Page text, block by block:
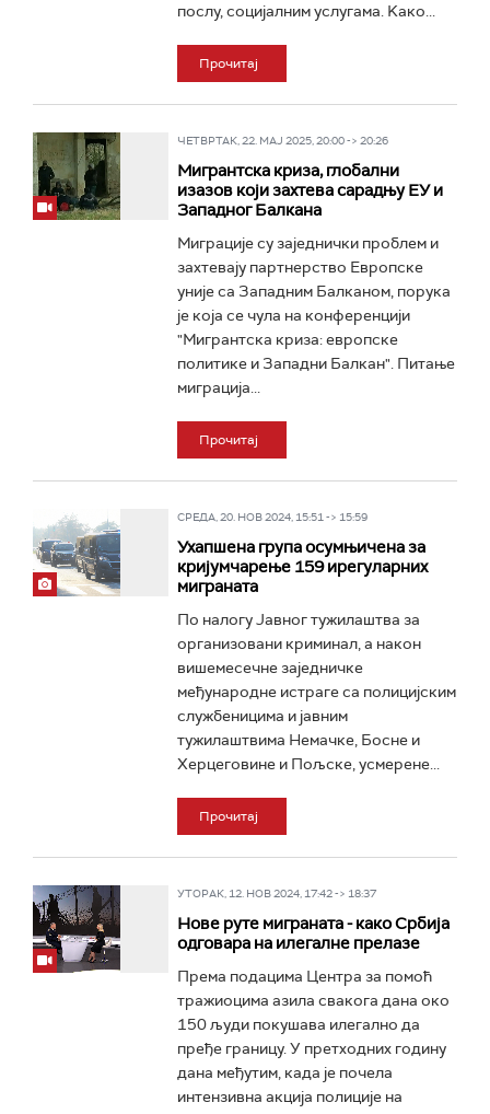
послу, социјалним услугама. Kако...
Прочитај
ЧЕТВРТАК, 22. МАЈ 2025, 20:00 -> 20:26
Мигрантска криза, глобални
изазов који захтева сарадњу ЕУ и
Западног Балкана
Миграције су заједнички проблем и
захтевају партнерство Европске
уније са Западним Балканом, порука
је која се чула на конференцији
"Мигрантска криза: европске
политике и Западни Балкан". Питање
миграција...
Прочитај
СРЕДА, 20. НОВ 2024, 15:51 -> 15:59
Ухапшена група осумњичена за
кријумчарење 159 ирегуларних
миграната
По налогу Јавног тужилаштва за
организовани криминал, а након
вишемесечне заједничке
међународне истраге са полицијским
службеницима и јавним
тужилаштвима Немачке, Босне и
Херцеговине и Пољске, усмерене...
Прочитај
УТОРАК, 12. НОВ 2024, 17:42 -> 18:37
Нове руте миграната - како Србија
одговара на илегалне прелазе
Према подацима Центра за помоћ
тражиоцима азила свакога дана око
150 људи покушава илегално да
пређе границу. У претходних годину
дана међутим, када је почела
интензивна акција полиције на